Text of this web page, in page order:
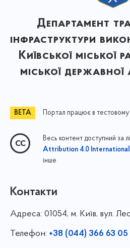
Департамент
інфраструктури
Київської міської
міської державної
Портал працює в
Весь контент доступний за
Attribution 4.0 International
інше
Контакти
Адреса: 01054, м. Київ, вул.
Телефон: +38 (044) 366 63 05